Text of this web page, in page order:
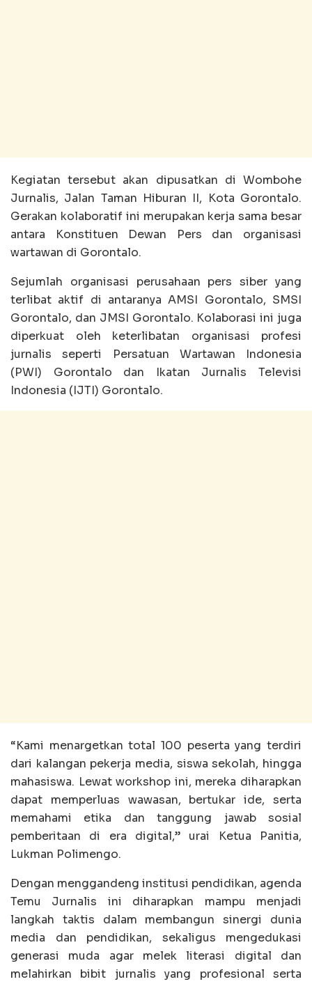
Kegiatan tersebut akan dipusatkan di Wombohe
Jurnalis, Jalan Taman Hiburan II, Kota Gorontalo.
Gerakan kolaboratif ini merupakan kerja sama besar
antara Konstituen Dewan Pers dan organisasi
wartawan di Gorontalo.
Sejumlah organisasi perusahaan pers siber yang
terlibat aktif di antaranya AMSI Gorontalo, SMSI
Gorontalo, dan JMSI Gorontalo. Kolaborasi ini juga
diperkuat oleh keterlibatan organisasi profesi
jurnalis seperti Persatuan Wartawan Indonesia
(PWI) Gorontalo dan Ikatan Jurnalis Televisi
Indonesia (IJTI) Gorontalo.
“Kami menargetkan total 100 peserta yang terdiri
dari kalangan pekerja media, siswa sekolah, hingga
mahasiswa. Lewat workshop ini, mereka diharapkan
dapat memperluas wawasan, bertukar ide, serta
memahami etika dan tanggung jawab sosial
pemberitaan di era digital,” urai Ketua Panitia,
Lukman Polimengo.
Dengan menggandeng institusi pendidikan, agenda
Temu Jurnalis ini diharapkan mampu menjadi
langkah taktis dalam membangun sinergi dunia
media dan pendidikan, sekaligus mengedukasi
generasi muda agar melek literasi digital dan
melahirkan bibit jurnalis yang profesional serta